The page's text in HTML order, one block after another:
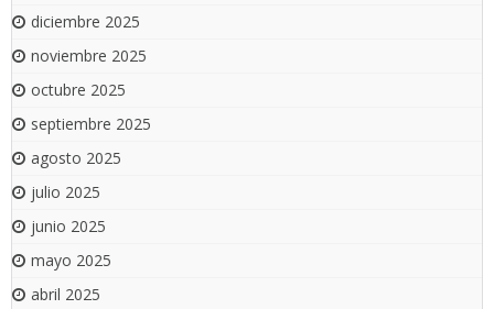
diciembre 2025
noviembre 2025
octubre 2025
septiembre 2025
agosto 2025
julio 2025
junio 2025
mayo 2025
abril 2025